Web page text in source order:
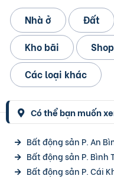
Nhà ở Đất
Kho bãi
Các loại khác
Có thể bạn muốn
Bất động sản P. An
Bất động sản P. Bình
Bất động sản P. Cái